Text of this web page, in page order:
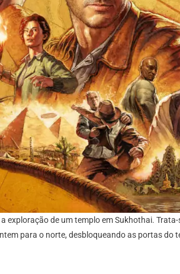
exploração de um templo em Sukhothai.
para o norte, desbloqueando as portas do